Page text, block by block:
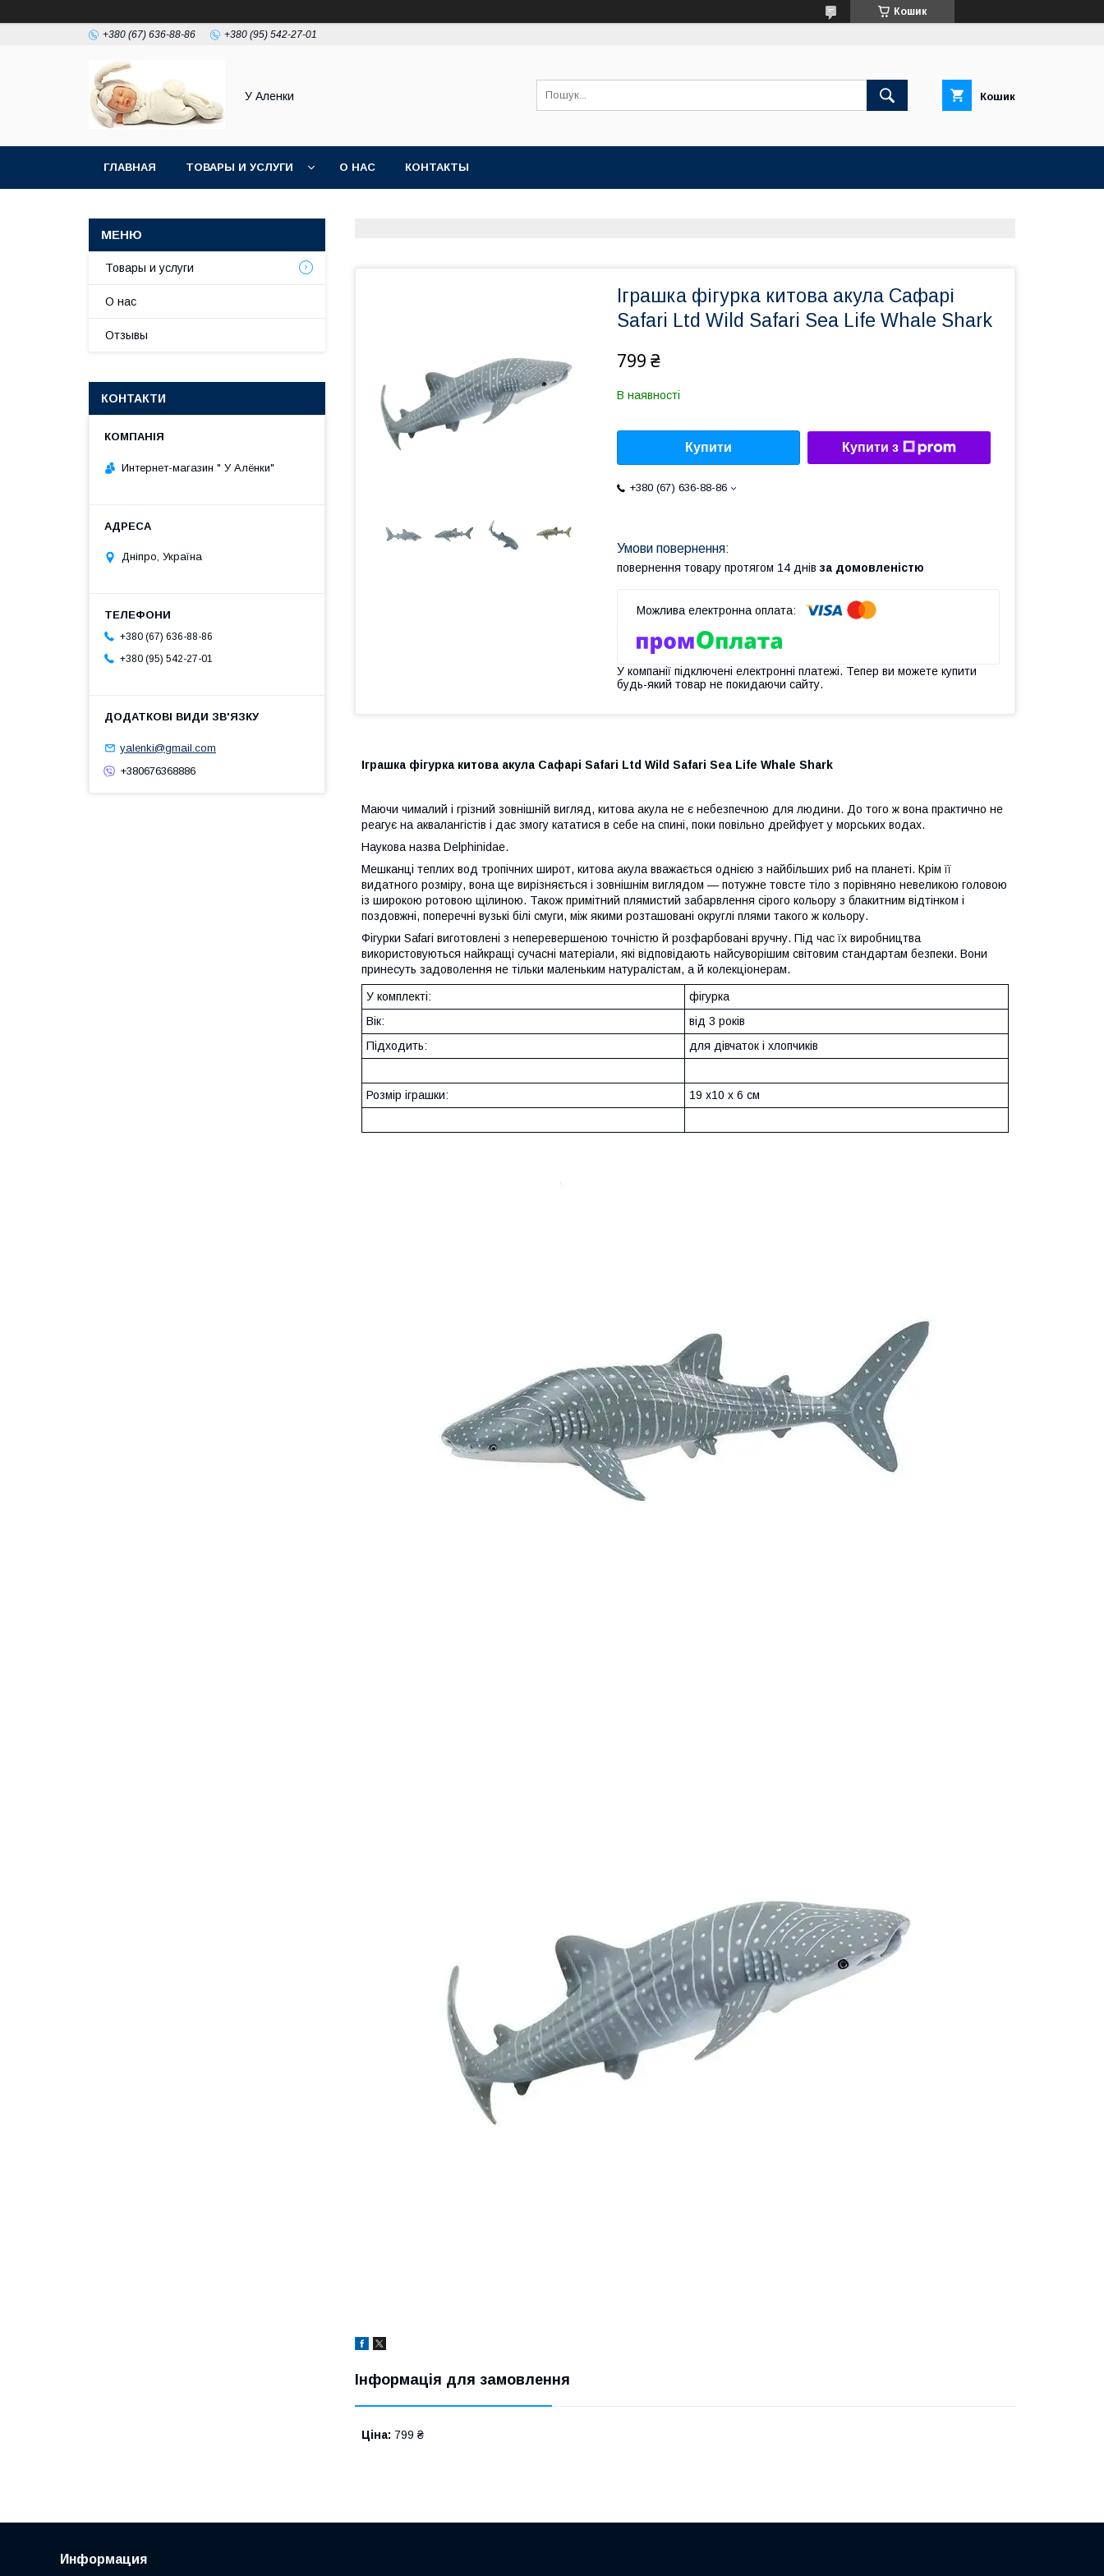
Кошик
+380 (67) 636-88-86 +380 (95) 542-27-01
У Аленки Кошик
ГЛАВНАЯ ТОВАРЫ И УСЛУГИ О НАС КОНТАКТЫ
Іграшка фігурка китова акула Сафарі
Safari Ltd Wild Safari Sea Life Whale Shark
799 ₴
В наявності
Купити Купити з
+380 (67) 636-88-86
повернення товару протягом 14 днів за домовленістю
У компанії підключені електронні платежі. Тепер ви можете купити
будь-який товар не покидаючи сайту.
Іграшка фігурка китова акула Сафарі Safari Ltd Wild Safari Sea Life Whale Shark
Маючи чималий і грізний зовнішній вигляд, китова акула не є небезпечною для людини. До того ж вона практично не
реагує на аквалангістів і дає змогу кататися в себе на спині, поки повільно дрейфует у морських водах.
Наукова назва Delphinidae.
Мешканці теплих вод тропічних широт, китова акула вважається однією з найбільших риб на планеті. Крім її
видатного розміру, вона ще вирізняється і зовнішнім виглядом — потужне товсте тіло з порівняно невеликою головою
із широкою ротовою щілиною. Також примітний плямистий забарвлення сірого кольору з блакитним відтінком і
поздовжні, поперечні вузькі білі смуги, між якими розташовані округлі плями такого ж кольору.
Фігурки Safari виготовлені з неперевершеною точністю й розфарбовані вручну. Під час їх виробництва
використовуються найкращі сучасні матеріали, які відповідають найсуворішим світовим стандартам безпеки. Вони
принесуть задоволення не тільки маленьким натуралістам, а й колекціонерам.
У комплекті:
фігурка
Вік:
від 3 років
Підходить:
для дівчаток і хлопчиків
Розмір іграшки: 19 х10 х 6 см
Інформація для замовлення
Ціна: 799 ₴
Товары и услуги
О нас
Отзывы
КОНТАКТИ
Интернет-магазин " У Алёнки"
Дніпро, Україна
+380 (67) 636-88-86
+380 (95) 542-27-01
yalenki@gmail.com
+380676368886
Информация